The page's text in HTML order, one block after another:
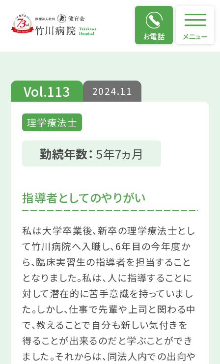
お電話 メニュー
仕事のやりがい
Vol.113 2024.11
理学療法士
勤続年数：5年7ヵ月
指導者としてのやりがい
私は大学卒業後、新卒の理学療法士とし
て竹川病院へ入職し、6年目の今年度か
ら、臨床実習生の指導者を担当すること
となりました。私は、人に指導することに
対して潜在的に苦手意識を持っていまし
た。しかし、仕事で先輩や上司と関わる中
で、教えることで自分も新しい気付きを
得ることが出来るのだと学ぶことができ
ました。それからは、同法人内での出向や